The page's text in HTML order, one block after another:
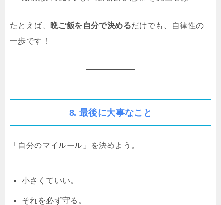
たとえば、 晩ご飯を自分で決めるだけでも、自律性の
一歩です！
8. 最後に大事なこと
「自分のマイルール」を決めよう。
小さくていい。
それを必ず守る。